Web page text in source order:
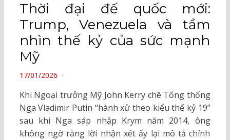
Thời đại đế quốc mới:
Trump, Venezuela và tầm
nhìn thế kỷ của sức mạnh
Mỹ
POSTED
17/01/2026
Khi Ngoại trưởng Mỹ John Kerry chê Tổng thống
Nga Vladimir Putin “hành xử theo kiểu thế kỷ 19”
sau khi Nga sáp nhập Krym năm 2014, ông
không ngờ rằng lời nhận xét ấy lại mô tả chính